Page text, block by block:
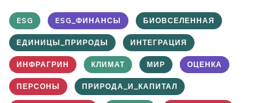
ESG ESG_ФИНАНСЫ БИОВСЕЛЕННАЯ
ЕДИНИЦЫ_ПРИРОДЫ ИНТЕГРАЦИЯ
ИНФРАГРИН КЛИМАТ МИР ОЦЕНКА
ПЕРСОНЫ ПРИРОДА_И_КАПИТАЛ